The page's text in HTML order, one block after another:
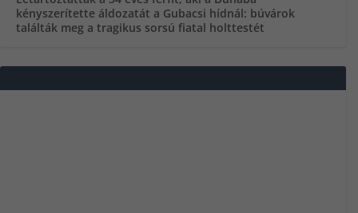
kényszerítette áldozatát a Gubacsi hídnál: búvárok
találták meg a tragikus sorsú fiatal holttestét